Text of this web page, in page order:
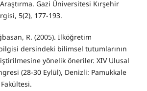
Gazi Üniversitesi Kırşehir
5(2), 177-193.
R. (2005). İlköğretim
dersindeki bilimsel tutumlarının
yönelik öneriler. XIV Ulusal
(28-30 Eylül), Denizli: Pamukkale